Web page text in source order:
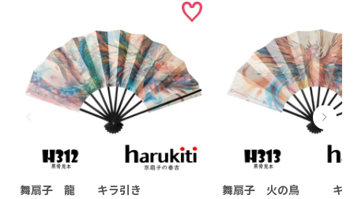
舞扇子 龍 キラ引き 舞扇子 火の鳥 キラ